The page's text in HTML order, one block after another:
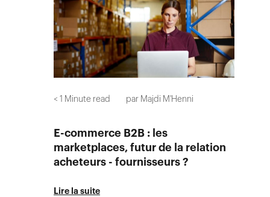
< 1 Minute read par Majdi M'Henni
E-commerce B2B : les
marketplaces, futur de la relation
acheteurs - fournisseurs ?
Lire la suite